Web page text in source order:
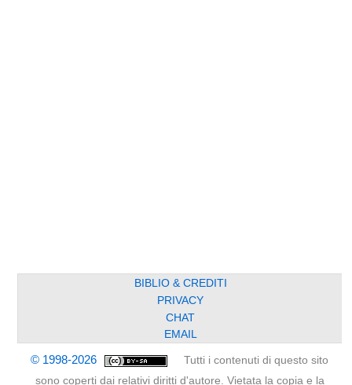
BIBLIO & CREDITI
PRIVACY
CHAT
EMAIL
© 1998-2026
Tutti i contenuti di questo sito
sono coperti dai relativi diritti d'autore. Vietata la copia e la